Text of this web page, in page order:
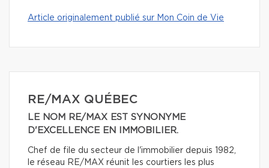
Article originalement publié sur Mon Coin de Vie
RE/MAX QUÉBEC
LE NOM RE/MAX EST SYNONYME
D'EXCELLENCE EN IMMOBILIER.
Chef de file du secteur de l'immobilier depuis 1982,
le réseau RE/MAX réunit les courtiers les plus